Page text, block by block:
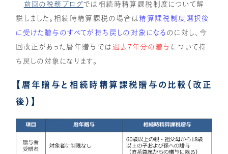
前回の税務ブログでは相続時精算課税制度について解
説しました。相続時精算課税の場合は 精算課税制度選択後
に受けた贈与のすべてが持ち戻しの対象になる のに対し、今
回改正があった暦年贈与では 過去7年分の贈与 について持
ち戻しの対象になります。
【暦年贈与と相続時精算課税贈与の比較（改正
後）】